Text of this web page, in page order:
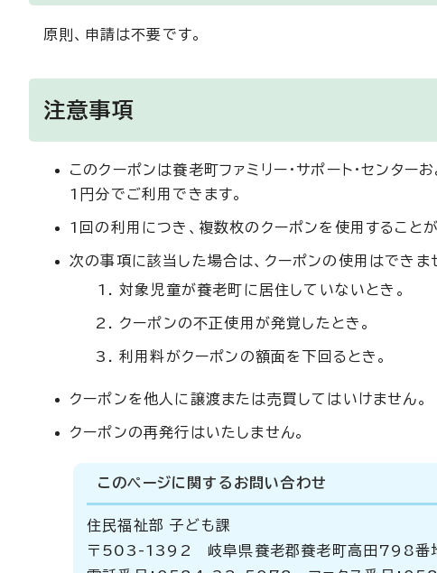
原則、申請は不要です。
注意事項
このクーポンは養老町ファミリー・サポート・セン
1円分でご利用できます。
1回の利用につき、複数枚のクーポンを使用することが
次の事項に該当した場合は、クーポンの使用はできま
対象児童が養老町に居住していないとき。
クーポンの不正使用が発覚したとき。
利用料がクーポンの額面を下回るとき。
クーポンを他人に譲渡または売買してはいけません。
クーポンの再発行はいたしません。
このページに関する お問い合わせ
住民福祉部 子ども課
〒503-1392 岐阜県養老郡養老町高田798番